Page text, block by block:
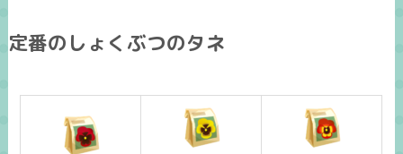
定番のしょくぶつのタネ